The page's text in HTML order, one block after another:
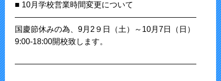
■ 10月学校営業時間変更について
———————————————————————
国慶節休みの為、9月2９日（土）～10月7日（日）
9:00-18:00開校致します。
———————————————————————